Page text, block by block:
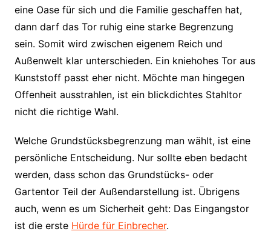
eine Oase für sich und die Familie geschaffen hat,
dann darf das Tor ruhig eine starke Begrenzung
sein. Somit wird zwischen eigenem Reich und
Außenwelt klar unterschieden. Ein kniehohes Tor aus
Kunststoff passt eher nicht. Möchte man hingegen
Offenheit ausstrahlen, ist ein blickdichtes Stahltor
nicht die richtige Wahl.
Welche Grundstücksbegrenzung man wählt, ist eine
persönliche Entscheidung. Nur sollte eben bedacht
werden, dass schon das Grundstücks- oder
Gartentor Teil der Außendarstellung ist. Übrigens
auch, wenn es um Sicherheit geht: Das Eingangstor
ist die erste Hürde für Einbrecher.